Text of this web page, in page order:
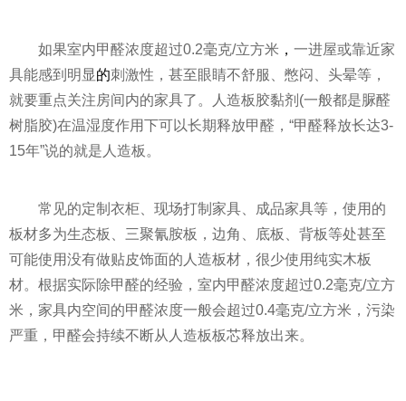
如果室内甲醛浓度超过0.2毫克/立方米 ， 一进屋或靠近家
具能感到明显的刺激性 ，甚至眼睛不舒服、憋闷、头晕等，
就要重点关注房间内的家具了。人造板胶黏剂(一般都是脲醛
树脂胶)在温湿度作用下可以长期释放甲醛，“甲醛释放长达3-
15年”说的就是人造板。
常见的定制衣柜、现场打制家具、成品家具等，使用的
板材多为生态板、三聚氰胺板，边角、底板、背板等处甚至
可能使用没有做贴皮饰面的人造板材，很少使用纯实木板
材。根据实际除甲醛的经验，室内甲醛浓度超过0.2毫克/立方
米，家具内空间的甲醛浓度一般会超过0.4毫克/立方米，污染
严重，甲醛会持续不断从人造板板芯释放出来。